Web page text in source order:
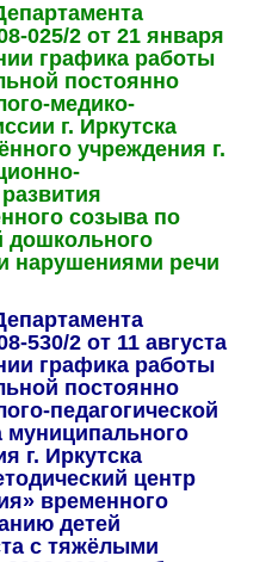
025/2 от 21 января
графика работы
постоянно
медико-
г. Иркутска
учреждения г.
созыва по
дошкольного
нарушениями речи
530/2 от 11 августа
графика работы
постоянно
педагогической
муниципального
г. Иркутска
центр
временного
детей
с тяжёлыми